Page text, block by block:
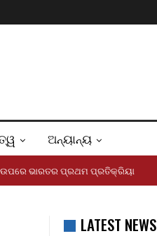
ଅନ୍ୟାନ୍ୟ
ଉପରେ ଭାରତର ପ୍ରଥମ ପ୍ରତିକ୍ରିୟା
LATEST NEWS